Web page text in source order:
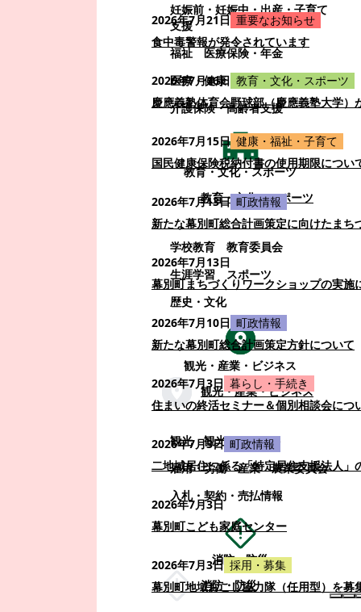
妊娠前・妊娠中・出産・子育て
支援
福祉
医療保険・年金
医療・健康
介護保険・高齢者支援
教育・文化・スポーツ
教育・文化・スポーツ
学校教育
教育委員会
生涯学習
スポーツ
歴史・文化
観光・産業・ビジネス
観光・産業・ビジネス
観光
観光・イベント
雇用・労働
産業
農業委員会
入札・契約・売払情報
消防・防災
消防・防災
2026年7月21日 重要なお知らせ
食中毒警報が発令されています
2026年7月16日 教育・文化・スポーツ
慶應義塾体育会野球部（慶應義塾大学）
2026年7月15日 健康・福祉・子育て
国民健康保険税納付書の使用期限につい
2026年7月13日 町政情報
新たな幕別町総合計画策定に向けたまち
2026年7月13日
幕別町まちづくりワークショップの実施
2026年7月10日 町政情報
新たな幕別町総合計画策定方針について
2026年7月3日 暮らし・手続き
住まいの終活セミナー＆個別相談会につ
2026年7月3日 町政情報
二地域居住に係る「特定居住支援法人」
2026年7月3日
幕別町こども家庭センター
2026年7月3日 採用・募集
幕別町地域おこし協力隊（任用型）を募